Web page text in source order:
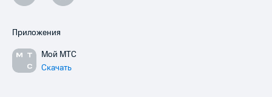
Приложения
Мой МТС
Скачать